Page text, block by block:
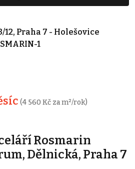
12, Praha 7 - Holešovice
1
(4 560 Kč za m²/rok)
Rosmarin
Dělnická, Praha 7